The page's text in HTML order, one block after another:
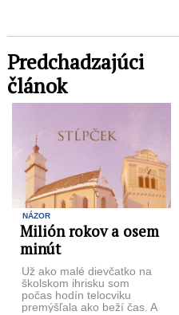
Predchadzajúci
článok
NÁZOR
Milión rokov a osem
minút
Už ako malé dievčatko na
školskom ihrisku som
počas hodín telocviku
premýšľala ako beží čas. A